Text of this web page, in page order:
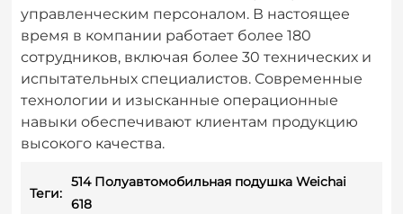
управленческим персоналом. В настоящее
время в компании работает более 180
сотрудников, включая более 30 технических и
испытательных специалистов. Современные
технологии и изысканные операционные
навыки обеспечивают клиентам продукцию
высокого качества.
Теги:
514 Полуавтомобильная подушка Weichai
618